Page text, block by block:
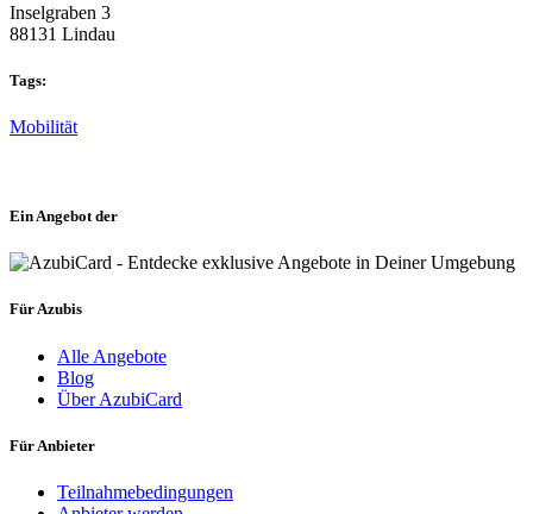
Inselgraben 3
88131 Lindau
Tags:
Mobilität
Ein Angebot der
Für Azubis
Alle Angebote
Blog
Über AzubiCard
Für Anbieter
Teilnahmebedingungen